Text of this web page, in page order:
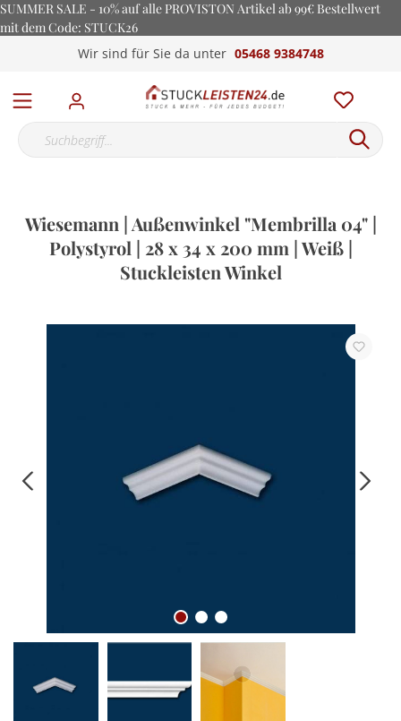
SUMMER SALE - 10% auf alle PROVISTON Artikel ab 99€ Bestellwert
mit dem Code: STUCK26
Wir sind für Sie da unter 05468 9384748
Wiesemann | Außenwinkel "Membrilla 04" |
Polystyrol | 28 x 34 x 200 mm | Weiß |
Stuckleisten Winkel